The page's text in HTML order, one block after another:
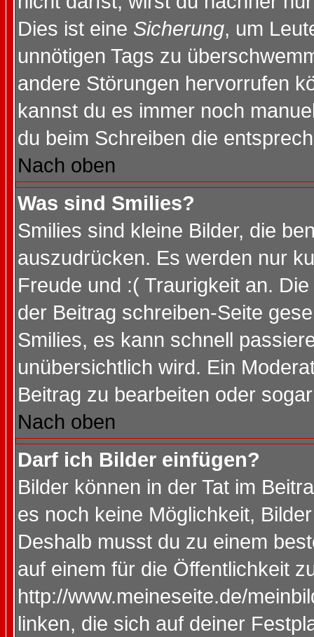
Dies ist eine Sicherung, um
unnötigen Tags zu
andere Störungen hervorrufen
kannst du es immer noch
du beim Schreiben die
Nach oben
Was sind Smilies?
Smilies sind kleine Bilder, die
auszudrücken. Es werden nur
Freude und :( Traurigkeit an.
der Beitrag schreiben-Seite
Smilies, es kann schnell
unübersichtlich wird. Ein
Beitrag zu bearbeiten oder
Nach oben
Darf ich Bilder einfügen?
Bilder können in der Tat im
es noch keine Möglichkeit,
Deshalb musst du zu einem
auf einem für die Öffentlichkeit
http://www.meineseite.de/
linken, die sich auf deiner